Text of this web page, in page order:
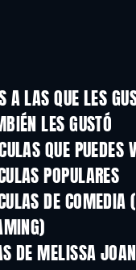
A LAS QUE LES
LES GUSTÓ
QUE PUEDES
POPULARES
DE COMEDIA
DE MELISSA